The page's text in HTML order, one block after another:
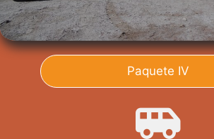
Paquete IV